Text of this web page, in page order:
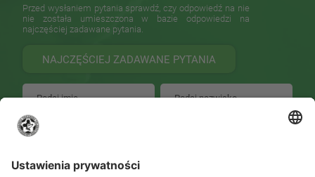
Przed wysłaniem pytania sprawdź, czy odpowiedź na nie
nie została umieszczona w bazie odpowiedzi na
najczęściej zadawane pytania.
NAJCZĘŚCIEJ ZADAWANE PYTANIA